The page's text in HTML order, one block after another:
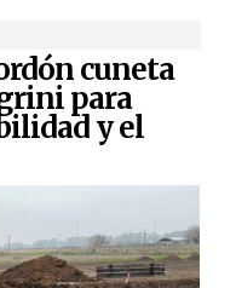
cuneta
para
y el